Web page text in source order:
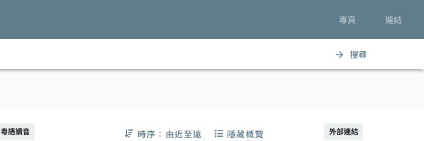
專頁 連結
arrow_forward 搜尋
粵語讀音 時序：由近至遠 隱藏概覽 外部連結